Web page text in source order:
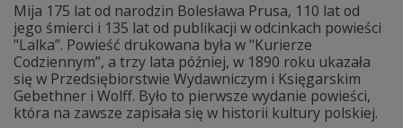
Mija 175 lat od narodzin Bolesława Prusa, 110 lat od
jego śmierci i 135 lat od publikacji w odcinkach powieści
"Lalka”. Powieść drukowana była w "Kurierze
Codziennym”, a trzy lata później, w 1890 roku ukazała
się w Przedsiębiorstwie Wydawniczym i Księgarskim
Gebethner i Wolff. Było to pierwsze wydanie powieści,
która na zawsze zapisała się w historii kultury polskiej.